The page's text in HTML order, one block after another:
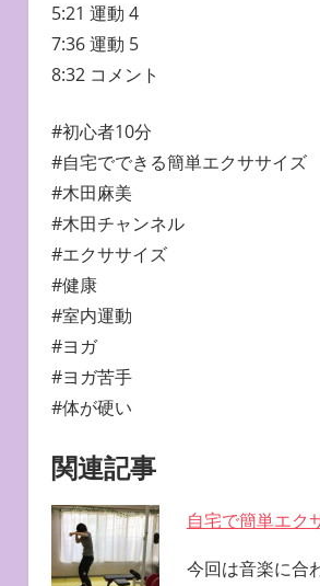
5:21 運動 4
7:36 運動 5
8:32 コメント
#初心者10分​
#自宅でできる簡単エクササイズ
#木田麻美
#木田チャンネル
#エクササイズ
#健康
#室内運動
#ヨガ
#ヨガ苦手
#体が硬い
関連記事
自宅で簡単エク
今回は音楽に合